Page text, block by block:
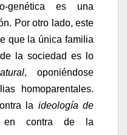
genética es una
Por otro lado, este
que la única familia
la sociedad es lo
, oponiéndose
homoparentales.
la ideología de
en contra de la